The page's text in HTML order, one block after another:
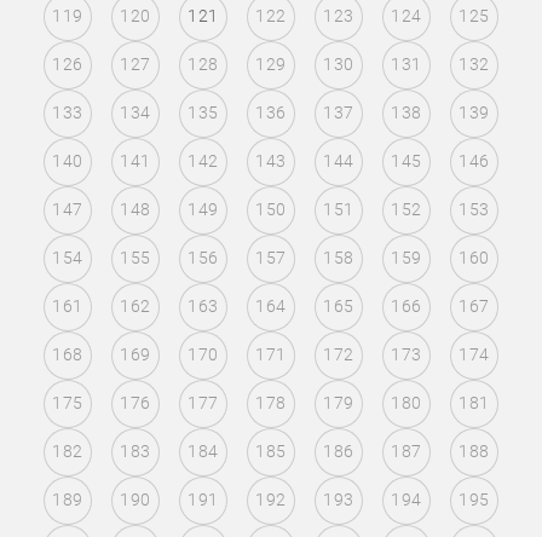
119 120 121 122 123 124 125
126 127 128 129 130 131 132
133 134 135 136 137 138 139
140 141 142 143 144 145 146
147 148 149 150 151 152 153
154 155 156 157 158 159 160
161 162 163 164 165 166 167
168 169 170 171 172 173 174
175 176 177 178 179 180 181
182 183 184 185 186 187 188
189 190 191 192 193 194 195